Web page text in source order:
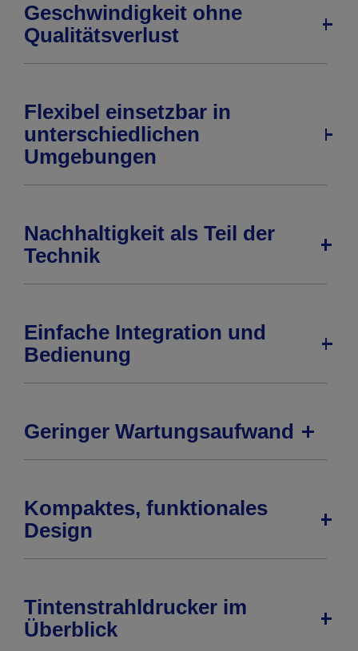
Geschwindigkeit ohne
Qualitätsverlust
Flexibel einsetzbar in
unterschiedlichen
Umgebungen
Nachhaltigkeit als Teil der
Technik
Einfache Integration und
Bedienung
Geringer Wartungsaufwand
Kompaktes, funktionales
Design
Tintenstrahldrucker im
Überblick